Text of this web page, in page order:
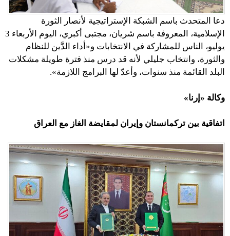
دعا المتحدث باسم الشبكة الإستراتيجية لأنصار الثورة
الإسلامية، المعروفة باسم شريان، مجتبى أكبري، اليوم الأربعاء 3
يوليو، الناس للمشاركة في الانتخابات و«أداء الدَّين للنظام
والثورة، وانتخاب جليلي لأنه قد درس منذ فترة طويلة مشكلات
البلد القائمة منذ سنوات، وأعدّ لها البرامج اللازمة».
وكالة «إرنا»
اتفاقية بين تركمانستان وإيران لمقايضة الغاز مع العراق